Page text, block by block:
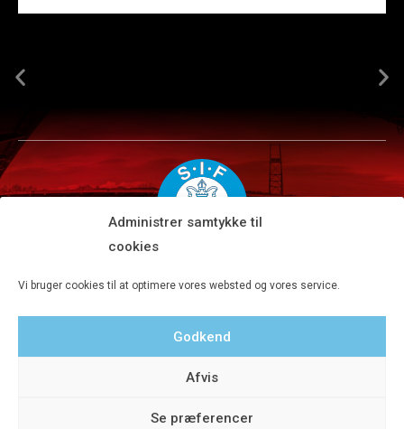
Administrer samtykke til
cookies
Vi bruger cookies til at optimere vores websted og vores service.
Godkend
Afvis
Se præferencer
Tlf 8680 4477 · Fax 8680 4647 · Kontortid man-fre kl. 9-15